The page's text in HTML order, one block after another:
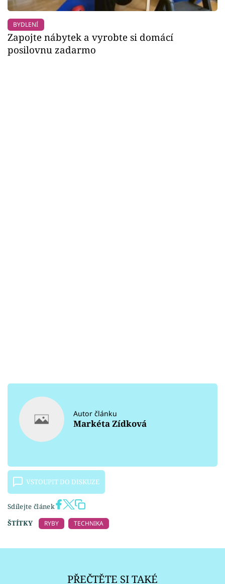
BYDLENÍ
Zapojte nábytek a vyrobte si domácí
posilovnu zadarmo
Autor článku
Markéta Zídková
VSTOUPIT DO DISKUZE
Sdílejte článek
ŠTÍTKY
RYBY TECHNIKA
PŘEČTĚTE SI TAKÉ